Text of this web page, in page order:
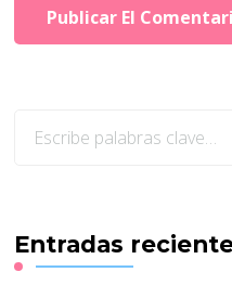
Entradas